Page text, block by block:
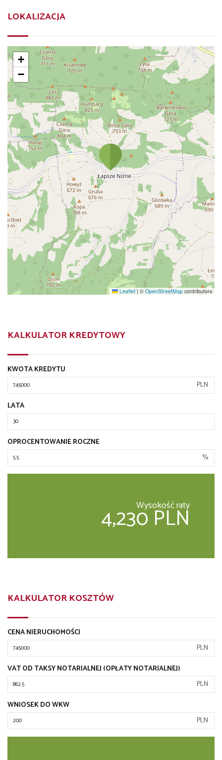
LOKALIZACJA
+
−
Leaflet | © OpenStreetMap contributors
KALKULATOR KREDYTOWY
KWOTA KREDYTU
PLN
LATA
OPROCENTOWANIE ROCZNE
%
Wysokość raty
4,230 PLN
KALKULATOR KOSZTÓW
CENA NIERUCHOMOŚCI
PLN
VAT OD TAKSY NOTARIALNEJ (OPŁATY NOTARIALNEJ)
PLN
WNIOSEK DO WKW
PLN